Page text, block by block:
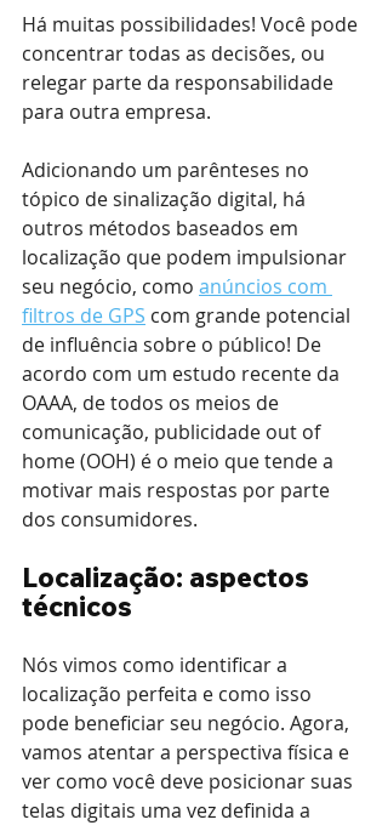
Há muitas possibilidades! Você pode
concentrar todas as decisões, ou
relegar parte da responsabilidade
para outra empresa.
Adicionando um parênteses no
tópico de sinalização digital, há
outros métodos baseados em
localização que podem impulsionar
seu negócio, como anúncios com
filtros de GPS com grande potencial
de influência sobre o público! De
acordo com um estudo recente da
OAAA, de todos os meios de
comunicação, publicidade out of
home (OOH) é o meio que tende a
motivar mais respostas por parte
dos consumidores.
Localização: aspectos
técnicos
Nós vimos como identificar a
localização perfeita e como isso
pode beneficiar seu negócio. Agora,
vamos atentar a perspectiva física e
ver como você deve posicionar suas
telas digitais uma vez definida a